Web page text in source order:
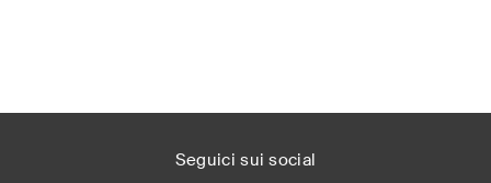
Seguici sui social